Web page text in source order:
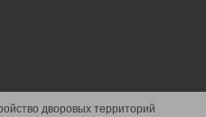
дворовых территорий